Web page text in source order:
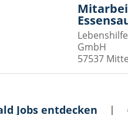
GmbH
57537
Jobs entdecken |